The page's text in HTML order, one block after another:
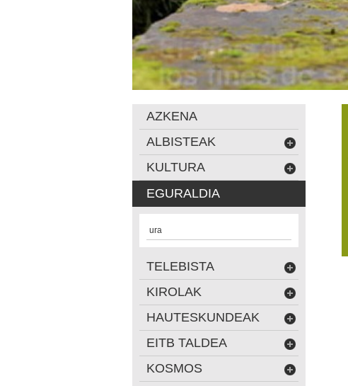
AZKENA
ALBISTEAK
KULTURA
EGURALDIA
ura
TELEBISTA
KIROLAK
HAUTESKUNDEAK
EITB TALDEA
KOSMOS